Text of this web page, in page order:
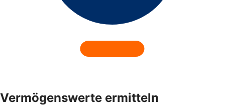
Vermögenswerte ermitteln